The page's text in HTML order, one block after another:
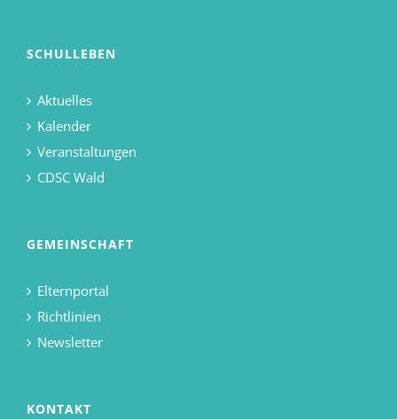
SCHULLEBEN
Aktuelles
Kalender
Veranstaltungen
CDSC Wald
GEMEINSCHAFT
Elternportal
Richtlinien
Newsletter
KONTAKT